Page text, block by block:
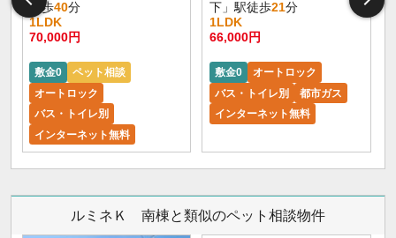
徒歩40分
1LDK
70,000円
敷金0
ペット相談
オートロック
バス・トイレ別
インターネット無料
下」駅徒歩21分
1LDK
66,000円
敷金0
オートロック
バス・トイレ別
都市ガス
インターネット無料
ルミネＫ 南棟と類似のペット相談物件